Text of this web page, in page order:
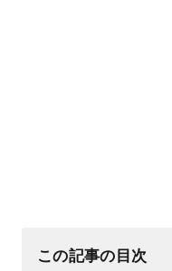
この記事の目次